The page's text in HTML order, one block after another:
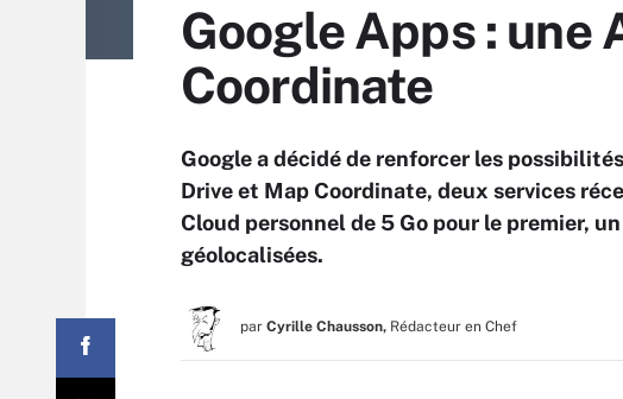
Google Apps : une
Coordinate
Google a décidé de renforcer les
Drive et Map Coordinate, deux services
Cloud personnel de 5 Go pour le premier,
géolocalisées.
par Cyrille Chausson, Rédacteur en Chef